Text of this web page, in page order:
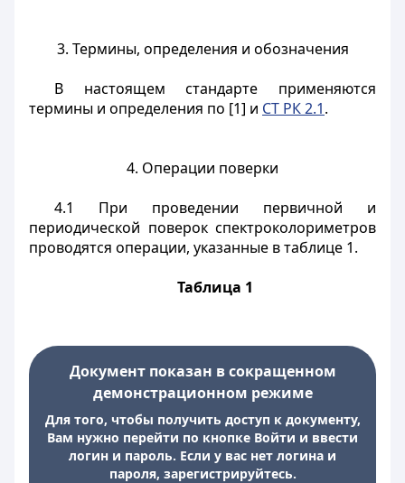
3. Термины, определения и обозначения
В настоящем стандарте применяются
термины и определения по [1] и СТ РК 2.1.
4. Операции поверки
4.1 При проведении первичной и
периодической поверок спектроколориметров
проводятся операции, указанные в таблице 1.
Таблица 1
Документ показан в сокращенном
демонстрационном режиме
Для того, чтобы получить доступ к документу,
Вам нужно перейти по кнопке Войти и ввести
логин и пароль. Если у вас нет логина и
пароля, зарегистрируйтесь.